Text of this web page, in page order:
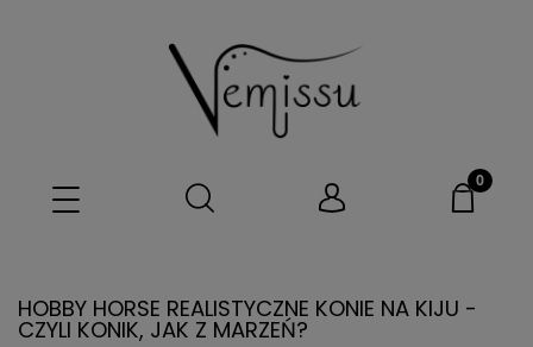
HOBBY HORSE REALISTYCZNE KONIE NA KIJU -
CZYLI KONIK, JAK Z MARZEŃ?